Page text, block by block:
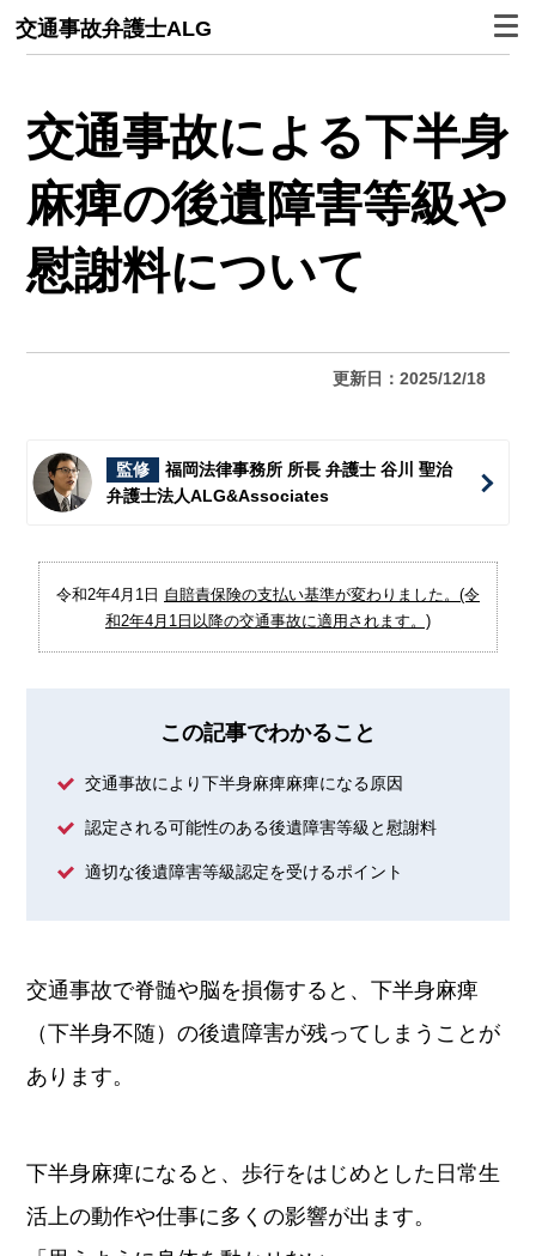
交通事故弁護士ALG
交通事故による下半身
麻痺の後遺障害等級や
慰謝料について
更新日：2025/12/18
監修
福岡法律事務所 所長 弁護士 谷川 聖治
弁護士法人ALG&Associates
令和2年4月1日 自賠責保険の支払い基準が変わりました。(令
和2年4月1日以降の交通事故に適用されます。)
この記事でわかること
交通事故により下半身麻痺麻痺になる原因
認定される可能性のある後遺障害等級と慰謝料
適切な後遺障害等級認定を受けるポイント
交通事故で脊髄や脳を損傷すると、下半身麻痺
（下半身不随）の後遺障害が残ってしまうことが
あります。
下半身麻痺になると、歩行をはじめとした日常生
活上の動作や仕事に多くの影響が出ます。